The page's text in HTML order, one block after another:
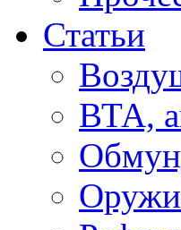
Статьи
ВТА,